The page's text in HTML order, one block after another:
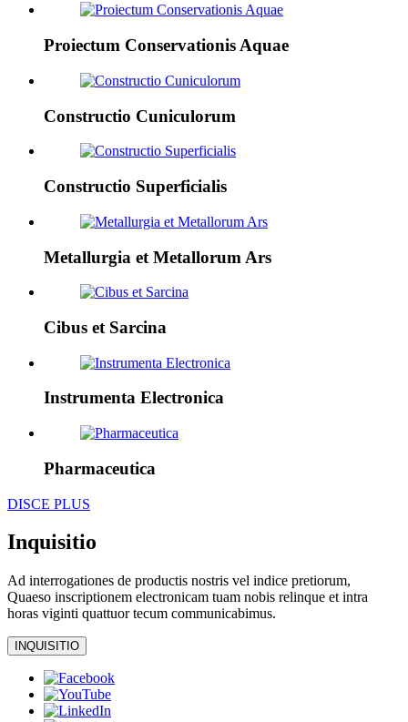
Proiectum Conservationis Aquae
Constructio Cuniculorum
Constructio Superficialis
Metallurgia et Metallorum Ars
Cibus et Sarcina
Instrumenta Electronica
Pharmaceutica
DISCE PLUS
Inquisitio
Ad interrogationes de productis nostris vel indice pretiorum,
Quaeso inscriptionem electronicam tuam nobis relinque et intra
horas viginti quattuor tecum communicabimus.
INQUISITIO